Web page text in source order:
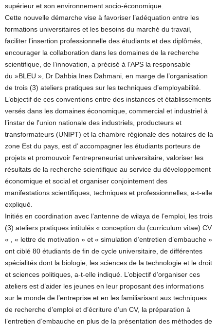
supérieur et son environnement socio-économique.
Cette nouvelle démarche vise à favoriser l’adéquation entre les
formations universitaires et les besoins du marché du travail,
faciliter l’insertion professionnelle des étudiants et des diplômés,
encourager la collaboration dans les domaines de la recherche
scientifique, de l’innovation, a précisé à l’APS la responsable
du »BLEU », Dr Dahbia Ines Dahmani, en marge de l’organisation
de trois (3) ateliers pratiques sur les techniques d’employabilité.
L’objectif de ces conventions entre des instances et établissements
versés dans les domaines économique, commercial et industriel à
l’instar de l’union nationale des industriels, producteurs et
transformateurs (UNIPT) et la chambre régionale des notaires de la
zone Est du pays, est d’ accompagner les étudiants porteurs de
projets et promouvoir l’entrepreneuriat universitaire, valoriser les
résultats de la recherche scientifique au service du développement
économique et social et organiser conjointement des
manifestations scientifiques, techniques et professionnelles, a-t-elle
expliqué.
Initiés en coordination avec l’antenne de wilaya de l’emploi, les trois
(3) ateliers pratiques intitulés « conception du (curriculum vitae) CV
« , « lettre de motivation » et « simulation d’entretien d’embauche »
ont ciblé 80 étudiants de fin de cycle universitaire, de différentes
spécialités dont la biologie, les sciences de la technologie et le droit
et sciences politiques, a-t-elle indiqué. L’objectif d’organiser ces
ateliers est d’aider les jeunes en leur proposant des informations
sur le monde de l’entreprise et en les familiarisant aux techniques
de recherche d’emploi et d’écriture d’un CV, la préparation à
l’entretien d’embauche en plus de la présentation des méthodes de